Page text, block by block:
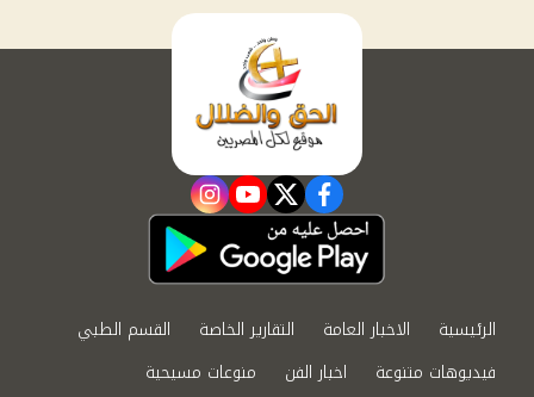
facebook
twitter
youtube
instagram
الرئيسية الاخبار العامة التقارير الخاصة
القسم الطبي
فيديوهات متنوعة
اخبار الفن
منوعات مسيحية